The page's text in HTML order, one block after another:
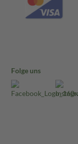
Folge uns